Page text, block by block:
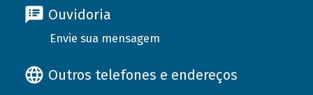
Ouvidoria
Envie sua mensagem
Outros telefones e endereços